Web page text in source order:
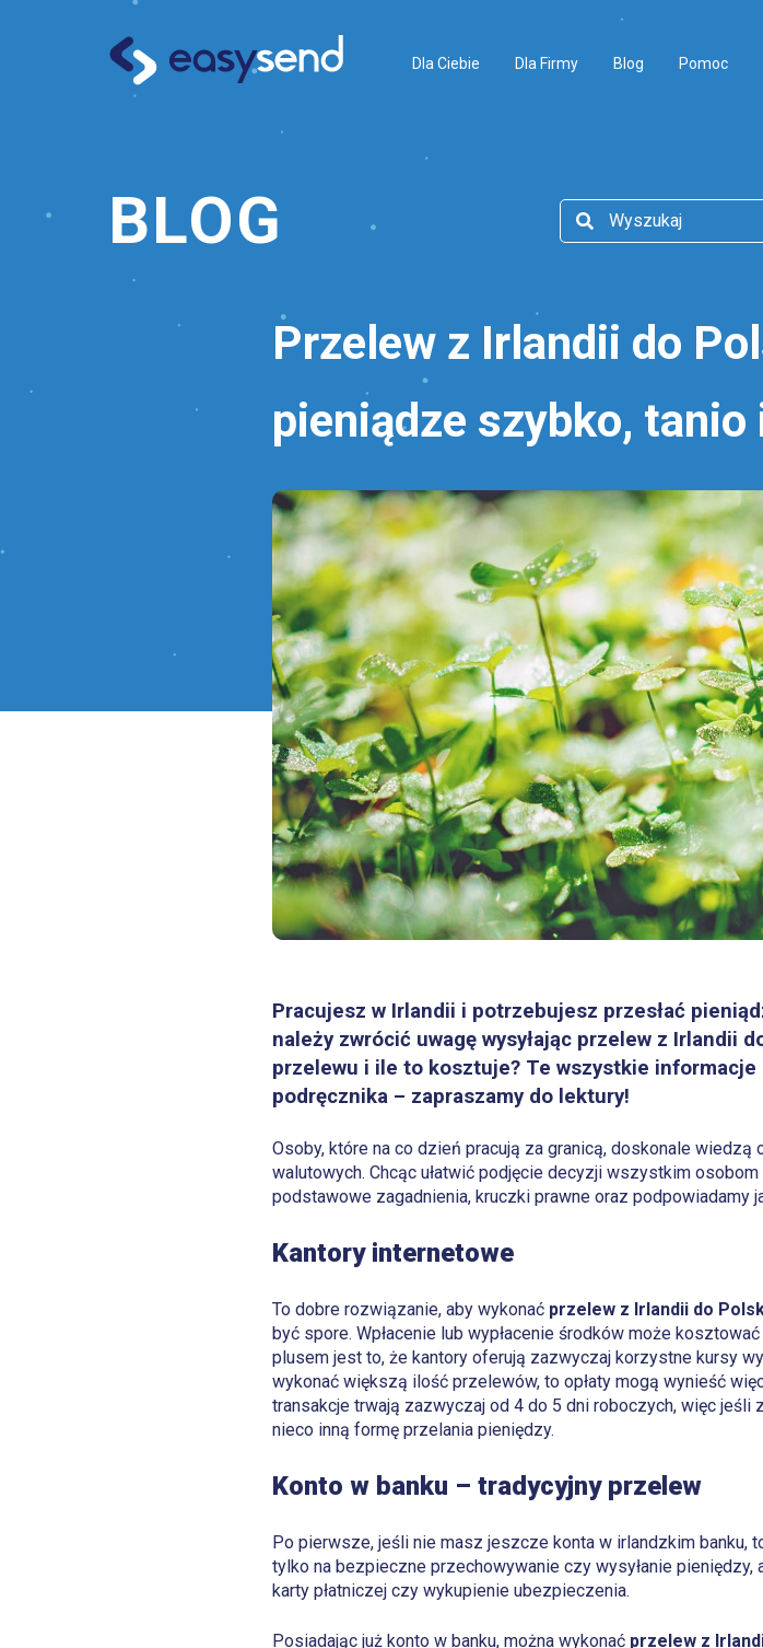
Dla Ciebie Dla Firmy Blog Pomoc
BLOG
Przelew z Irlandii do
pieniądze szybko, tanio
Pracujesz w Irlandii i potrzebujesz przesłać
należy zwrócić uwagę wysyłając przelew z Irlandii
przelewu i ile to kosztuje? Te wszystkie
podręcznika – zapraszamy do lektury!
Osoby, które na co dzień pracują za granicą, doskonale
walutowych. Chcąc ułatwić podjęcie decyzji wszystkim
podstawowe zagadnienia, kruczki prawne oraz podpowiadamy
Kantory internetowe
To dobre rozwiązanie, aby wykonać przelew z Irlandii do
być spore. Wpłacenie lub wypłacenie środków może
plusem jest to, że kantory oferują zazwyczaj korzystne kursy
wykonać większą ilość przelewów, to opłaty mogą wynieść
transakcje trwają zazwyczaj od 4 do 5 dni roboczych, więc
nieco inną formę przelania pieniędzy.
Konto w banku – tradycyjny przelew
Po pierwsze, jeśli nie masz jeszcze konta w irlandzkim banku,
tylko na bezpieczne przechowywanie czy wysyłanie
karty płatniczej czy wykupienie ubezpieczenia.
Posiadając już konto w banku, można wykonać przelew z